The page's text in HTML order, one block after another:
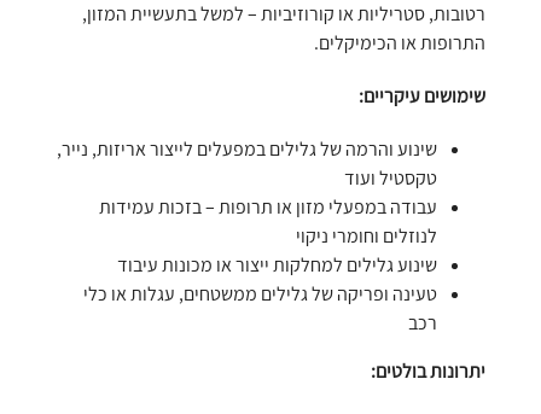
רטובות, סטריליות או קורוזיביות – למשל בתעשיית המזון,
התרופות או הכימיקלים.
שימושים עיקריים:
שינוע והרמה של גלילים במפעלים לייצור אריזות, נייר,
טקסטיל ועוד
עבודה במפעלי מזון או תרופות – בזכות עמידות
לנוזלים וחומרי ניקוי
שינוע גלילים למחלקות ייצור או מכונות עיבוד
טעינה ופריקה של גלילים ממשטחים, עגלות או כלי
רכב
יתרונות בולטים: